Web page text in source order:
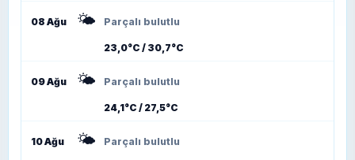
08 Ağu 🌤️ Parçalı bulutlu
23,0°C / 30,7°C
09 Ağu 🌤️ Parçalı bulutlu
24,1°C / 27,5°C
10 Ağu 🌤️ Parçalı bulutlu